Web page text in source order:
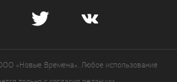
«Новые Времена». Любое использование